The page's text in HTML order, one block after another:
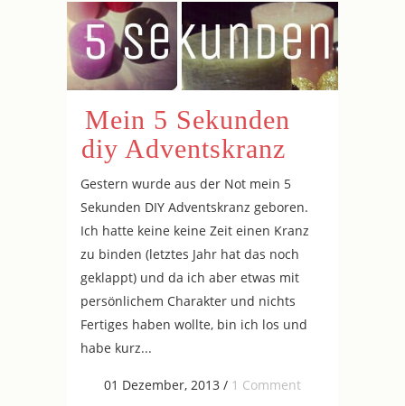
Mein 5 Sekunden
diy Adventskranz
Gestern wurde aus der Not mein 5
Sekunden DIY Adventskranz geboren.
Ich hatte keine keine Zeit einen Kranz
zu binden (letztes Jahr hat das noch
geklappt) und da ich aber etwas mit
persönlichem Charakter und nichts
Fertiges haben wollte, bin ich los und
habe kurz...
01 Dezember, 2013 / 1 Comment